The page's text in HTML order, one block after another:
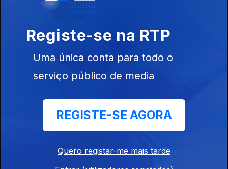
Revista de Imprensa Desportiva
Mário Silva da Costa,
Revista de Imprensa Desportiva
Mário Silva da Costa,
04 jun. 2026
Registe-se na RTP
Uma única conta para todo o
serviço público de media
REGISTE-SE AGORA
Quero registar-me mais tarde